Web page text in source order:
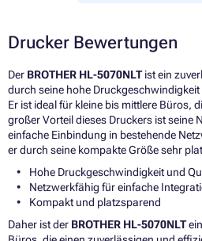
Drucker Bewertungen
Der BROTHER HL-5070NLTist ein
durch seine hohe
Er ist ideal für kleine bis mittlere Büros,
großer Vorteil dieses Druckers ist seine
einfache Einbindung in bestehende
er durch seine kompakte Größe sehr
Hohe Druckgeschwindigkeit und
Netzwerkfähig für einfache
Kompakt und platzsparend
Daher ist der BROTHER HL-5070NLT